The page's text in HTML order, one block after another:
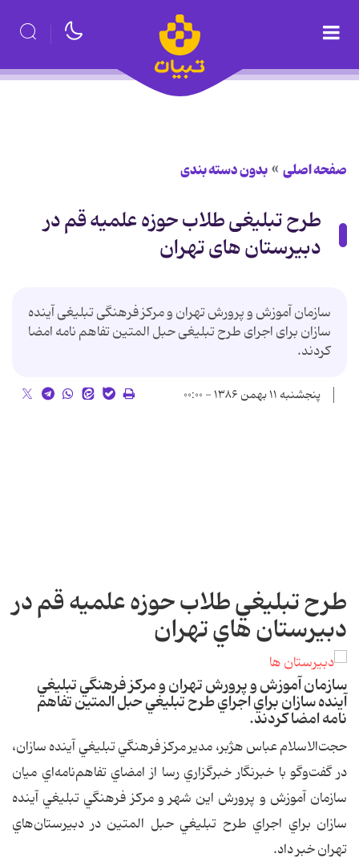
صفحه اصلی بدون دسته بندی
طرح تبلیغی طلاب حوزه علمیه قم در
دبیرستان های تهران
سازمان آموزش و پرورش تهران و مرکز فرهنگی تبلیغی آینده
سازان برای اجرای طرح تبلیغی حبل المتین تفاهم نامه امضا
کردند.
پنجشنبه ۱۱ بهمن ۱۳۸۶ - ۰۰:۰۰
طرح تبليغي طلاب حوزه علميه قم در
دبيرستان هاي تهران
سازمان آموزش و پرورش تهران و مرکز فرهنگي تبليغي
آينده سازان براي اجراي طرح تبليغي حبل المتين تفاهم
نامه امضا کردند.
حجت‌الاسلام عباس هژبر،‌ مدير مركز فرهنگي تبليغي آينده سازان،
در گفت‌وگو با خبرنگار خبرگزاري رسا از امضاي تفاهم‌نامه‌اي ميان
سازمان آموزش و پرورش اين شهر و مركز فرهنگي تبليغي آينده
سازان براي اجراي طرح تبليغي حبل‌‌ المتين در دبيرستان‌هاي
تهران خبر داد.